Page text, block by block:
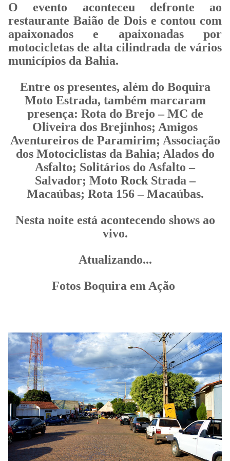
O evento aconteceu defronte ao
restaurante Baião de Dois e contou com
apaixonados e apaixonadas por
motocicletas de alta cilindrada de vários
municípios da Bahia.
Entre os presentes, além do Boquira
Moto Estrada, também marcaram
presença: Rota do Brejo – MC de
Oliveira dos Brejinhos; Amigos
Aventureiros de Paramirim; Associação
dos Motociclistas da Bahia; Alados do
Asfalto; Solitários do Asfalto –
Salvador; Moto Rock Strada –
Macaúbas; Rota 156 – Macaúbas.
Nesta noite está acontecendo shows ao
vivo.
Atualizando...
Fotos Boquira em Ação